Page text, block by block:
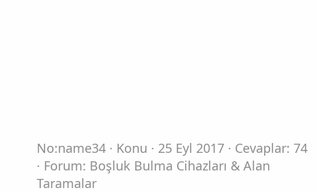
No:name34 Konu 25 Eyl 2017
Cevaplar: 74
Forum: Boşluk Bulma Cihazları & Alan
Taramalar